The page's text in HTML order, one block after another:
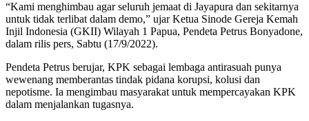
“Kami menghimbau agar seluruh jemaat di Jayapura dan sekitarnya
untuk tidak terlibat dalam demo,” ujar Ketua Sinode Gereja Kemah
Injil Indonesia (GKII) Wilayah 1 Papua, Pendeta Petrus Bonyadone,
dalam rilis pers, Sabtu (17/9/2022).
Pendeta Petrus berujar, KPK sebagai lembaga antirasuah punya
wewenang memberantas tindak pidana korupsi, kolusi dan
nepotisme. Ia mengimbau masyarakat untuk mempercayakan KPK
dalam menjalankan tugasnya.